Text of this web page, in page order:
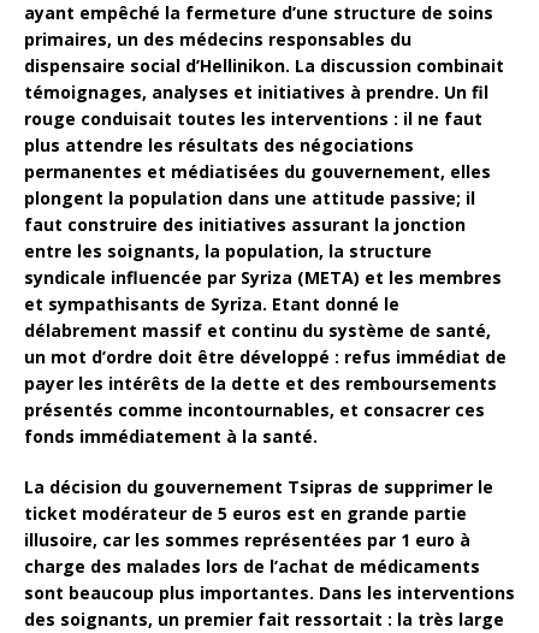
ayant empêché la fermeture d’une structure de soins
primaires, un des médecins responsables du
dispensaire social d’Hellinikon. La discussion combinait
témoignages, analyses et initiatives à prendre. Un fil
rouge conduisait toutes les interventions : il ne faut
plus attendre les résultats des négociations
permanentes et médiatisées du gouvernement, elles
plongent la population dans une attitude passive; il
faut construire des initiatives assurant la jonction
entre les soignants, la population, la structure
syndicale influencée par Syriza (META) et les membres
et sympathisants de Syriza. Etant donné le
délabrement massif et continu du système de santé,
un mot d’ordre doit être développé : refus immédiat de
payer les intérêts de la dette et des remboursements
présentés comme incontournables, et consacrer ces
fonds immédiatement à la santé.
La décision du gouvernement Tsipras de supprimer le
ticket modérateur de 5 euros est en grande partie
illusoire, car les sommes représentées par 1 euro à
charge des malades lors de l’achat de médicaments
sont beaucoup plus importantes. Dans les interventions
des soignants, un premier fait ressortait : la très large